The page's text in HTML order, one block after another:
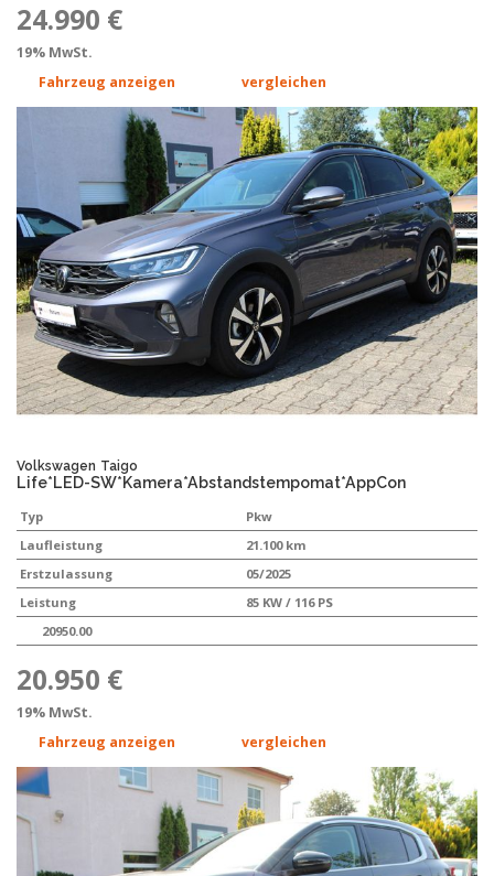
24.990 €
19% MwSt.
Fahrzeug anzeigen
vergleichen
Volkswagen Taigo
Life*LED-SW*Kamera*Abstandstempomat*AppCon
Typ
Pkw
Laufleistung
21.100 km
Erstzulassung
05/2025
Leistung
85 KW / 116 PS
20950.00
20.950 €
19% MwSt.
Fahrzeug anzeigen
vergleichen